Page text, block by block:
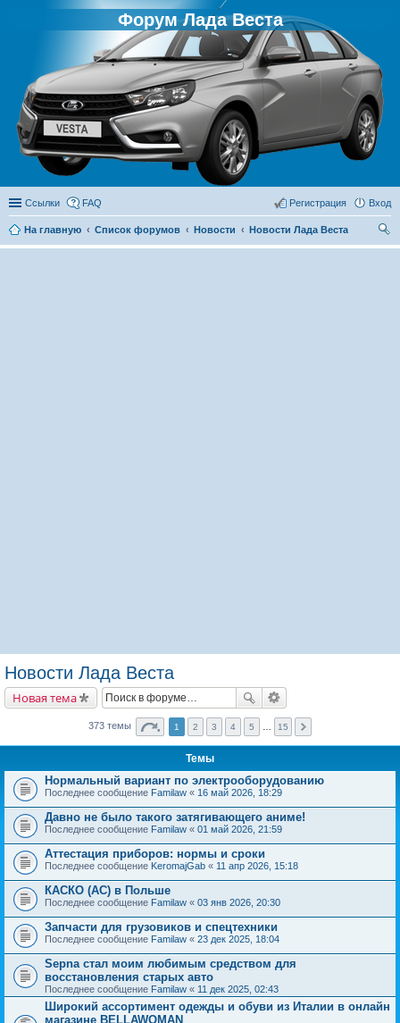
Форум Лада Веста
Ссылки FAQ Вход
Регистрация
На главную Список форумов Новости
Новости Лада Веста
ои
Новости Лада Веста
Новая тема
373 темы 1 2 3 4 5 15
Темы
Нормальный вариант по электрооборудованию
Последнее сообщение Familaw « 16 май 2026, 18:29
Давно не было такого затягивающего аниме!
Последнее сообщение Familaw « 01 май 2026, 21:59
Аттестация приборов: нормы и сроки
Последнее сообщение KeromajGab « 11 апр 2026, 15:18
КАСКО (AC) в Польше
Последнее сообщение Familaw « 03 янв 2026, 20:30
Запчасти для грузовиков и спецтехники
Последнее сообщение Familaw « 23 дек 2025, 18:04
Sepna стал моим любимым средством для
восстановления старых авто
Последнее сообщение Familaw « 11 дек 2025, 02:43
Широкий ассортимент одежды и обуви из Италии в онлайн
магазине BELLAWOMAN